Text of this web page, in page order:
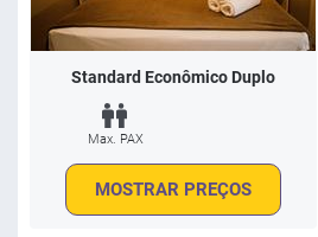
Standard Econômico Duplo
Max. PAX
MOSTRAR PREÇOS